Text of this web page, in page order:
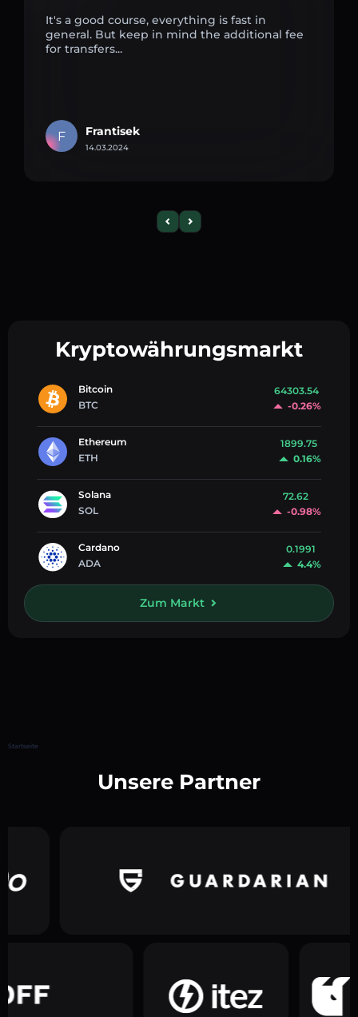
It's a good course, everything is fast in
general. But keep in mind the additional fee
for transfers...
F Frantisek
14.03.2024
Kryptowährungsmarkt
Bitcoin
BTC
64303.54
-0.26%
Ethereum
ETH
1899.75
0.16%
Solana
SOL
72.62
-0.98%
Cardano
ADA
0.1991
4.4%
Zum Markt
Startseite
Unsere Partner